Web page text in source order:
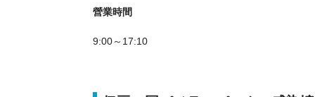
營業時間
9:00～17:10